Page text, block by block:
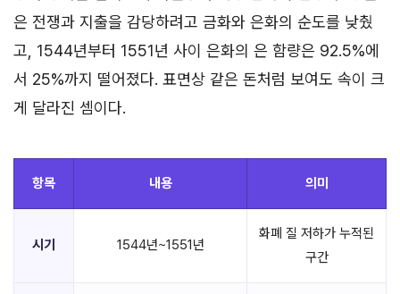
은 전쟁과 지출을 감당하려고 금화와 은화의 순도를 낮췄
고, 1544년부터 1551년 사이 은화의 은 함량은 92.5%에
서 25%까지 떨어졌다. 표면상 같은 돈처럼 보여도 속이 크
게 달라진 셈이다.
항목 내용 의미
시기 1544년~1551년
화폐 질 저하가 누적된
구간